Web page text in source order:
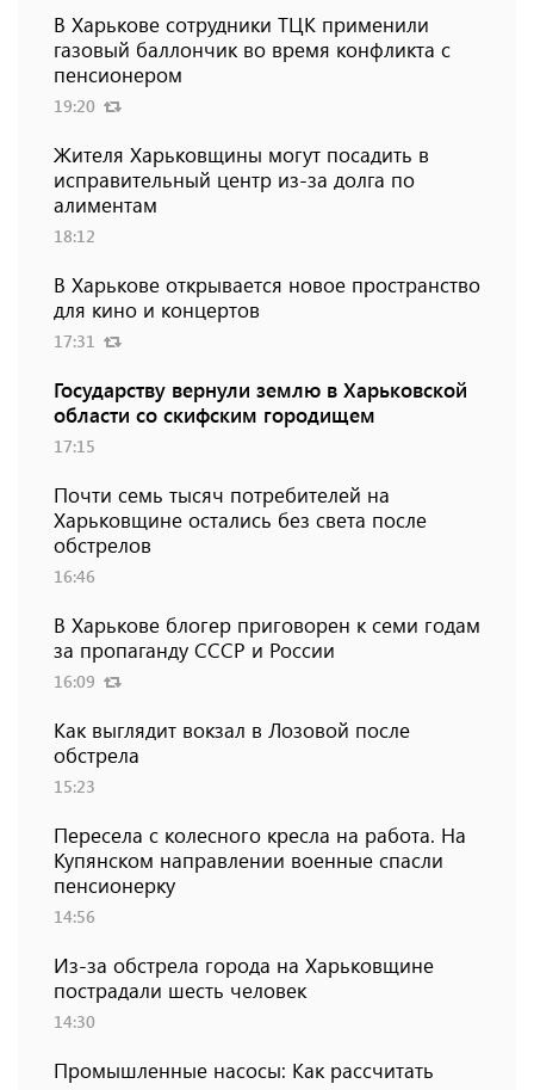
В Харькове сотрудники ТЦК применили
газовый баллончик во время конфликта с
пенсионером
19:20
Жителя Харьковщины могут посадить в
исправительный центр из-за долга по
алиментам
18:12
В Харькове открывается новое пространство
для кино и концертов
17:31
Государству вернули землю в Харьковской
области со скифским городищем
17:15
Почти семь тысяч потребителей на
Харьковщине остались без света после
обстрелов
16:46
В Харькове блогер приговорен к семи годам
за пропаганду СССР и России
16:09
Как выглядит вокзал в Лозовой после
обстрела
15:23
Пересела с колесного кресла на работа. На
Купянском направлении военные спасли
пенсионерку
14:56
Из-за обстрела города на Харьковщине
пострадали шесть человек
14:30
Промышленные насосы: Как рассчитать